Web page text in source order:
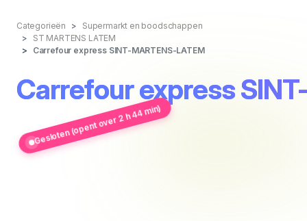
Categorieën
Supermarkt en boodschappen
ST MARTENS LATEM
Carrefour express SINT-MARTENS-LATEM
Carrefour express
Gesloten (opent over 2 h 44 min)